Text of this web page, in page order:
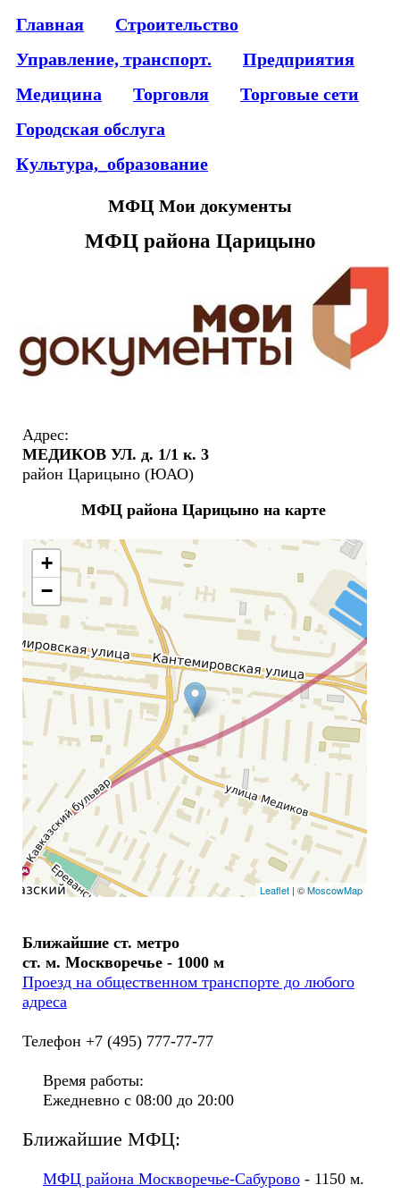
Главная
Строительство
Управление, транспорт.
Предприятия
Медицина
Торговля
Торговые сети
Городская обслуга
Культура,_образование
МФЦ Мои документы
МФЦ района Царицыно
Адрес:
МЕДИКОВ УЛ. д. 1/1 к. 3
район Царицыно (ЮАО)
МФЦ района Царицыно на карте
+
−
Leaflet| ©MoscowMap
Ближайшие ст. метро
ст. м. Москворечье - 1000 м
Проезд на общественном транспорте до любого
адреса
Телефон +7 (495) 777-77-77
Время работы:
Ежедневно с 08:00 до 20:00
Ближайшие МФЦ:
МФЦ района Москворечье-Сабурово- 1150 м.